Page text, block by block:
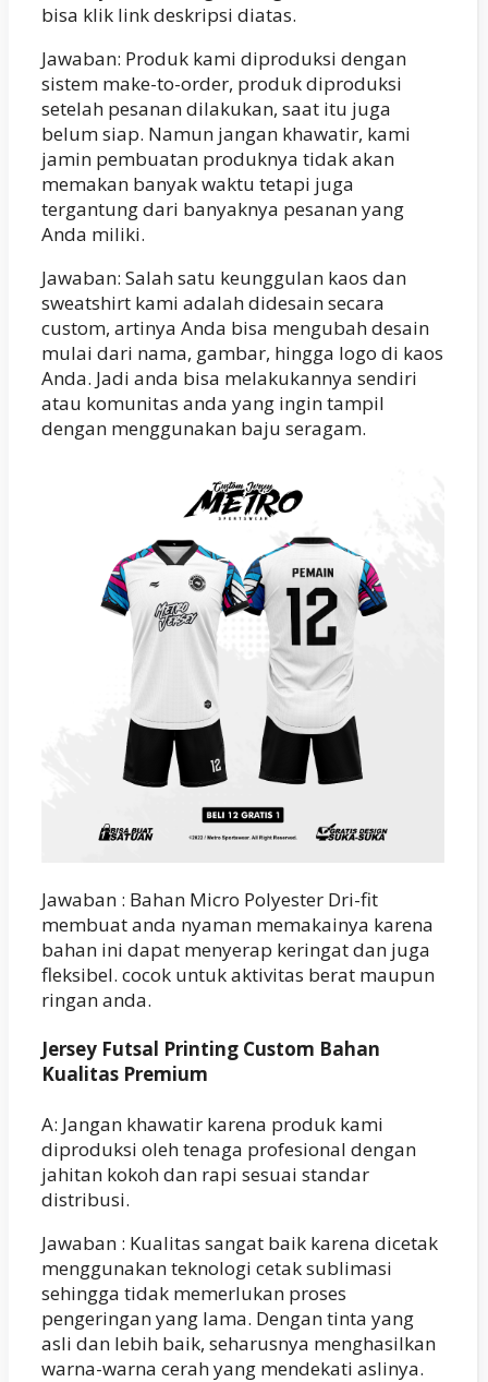
bisa klik link deskripsi diatas.
Jawaban: Produk kami diproduksi dengan
sistem make-to-order, produk diproduksi
setelah pesanan dilakukan, saat itu juga
belum siap. Namun jangan khawatir, kami
jamin pembuatan produknya tidak akan
memakan banyak waktu tetapi juga
tergantung dari banyaknya pesanan yang
Anda miliki.
Jawaban: Salah satu keunggulan kaos dan
sweatshirt kami adalah didesain secara
custom, artinya Anda bisa mengubah desain
mulai dari nama, gambar, hingga logo di kaos
Anda. Jadi anda bisa melakukannya sendiri
atau komunitas anda yang ingin tampil
dengan menggunakan baju seragam.
Jawaban : Bahan Micro Polyester Dri-fit
membuat anda nyaman memakainya karena
bahan ini dapat menyerap keringat dan juga
fleksibel. cocok untuk aktivitas berat maupun
ringan anda.
Jersey Futsal Printing Custom Bahan
Kualitas Premium
A: Jangan khawatir karena produk kami
diproduksi oleh tenaga profesional dengan
jahitan kokoh dan rapi sesuai standar
distribusi.
Jawaban : Kualitas sangat baik karena dicetak
menggunakan teknologi cetak sublimasi
sehingga tidak memerlukan proses
pengeringan yang lama. Dengan tinta yang
asli dan lebih baik, seharusnya menghasilkan
warna-warna cerah yang mendekati aslinya.